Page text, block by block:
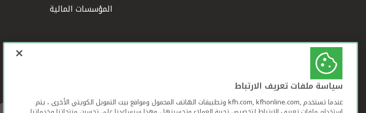
المؤسسات المالية
سياسة ملفات تعريف الارتباط
عندما تستخدم ,kfh.com, kfhonline.com وتطبيقات الهاتف المحمول ومواقع بيت التمويل الكويتي الأخرى ، يتم